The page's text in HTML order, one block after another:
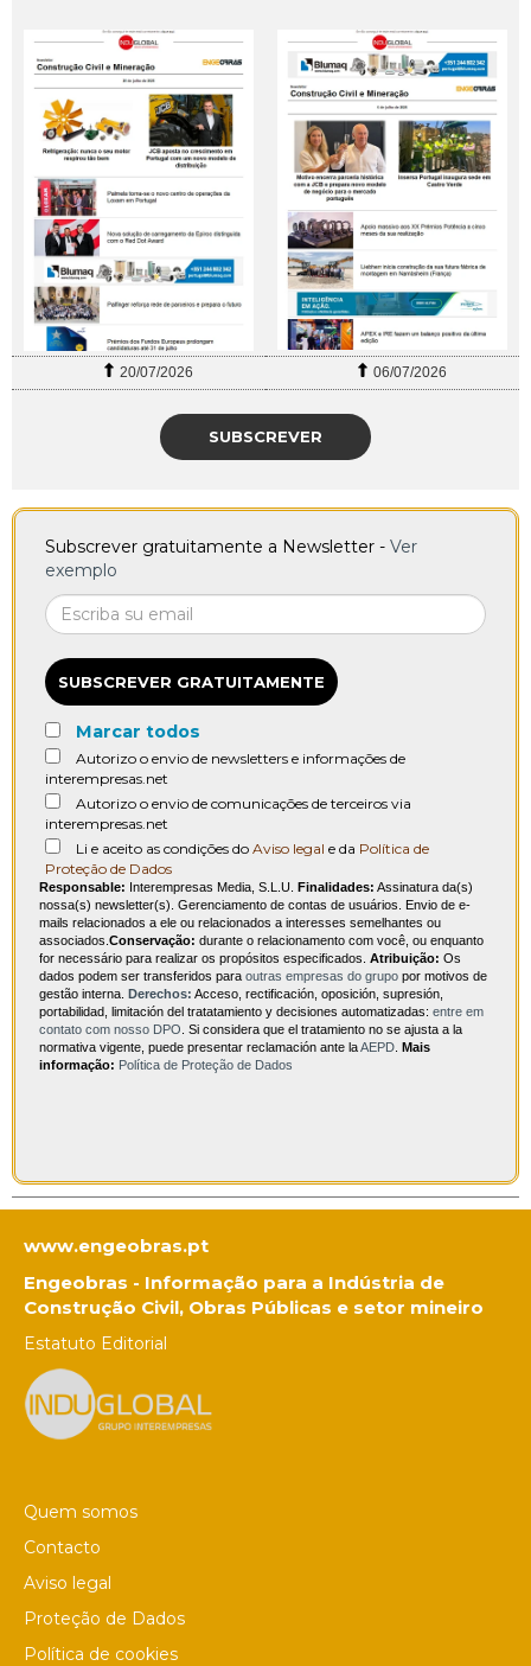
20/07/2026 06/07/2026
SUBSCREVER
Subscrever gratuitamente a Newsletter - Ver
exemplo
SUBSCREVER GRATUITAMENTE
Marcar todos
Autorizo o envio de newsletters e informações de
interempresas.net
Autorizo o envio de comunicações de terceiros via
interempresas.net
Li e aceito as condições do Aviso legal e da Política de
Proteção de Dados
Responsable: Interempresas Media, S.L.U. Finalidades: Assinatura da(s)
nossa(s) newsletter(s). Gerenciamento de contas de usuários. Envio de e-
mails relacionados a ele ou relacionados a interesses semelhantes ou
associados.Conservação: durante o relacionamento com você, ou enquanto
for necessário para realizar os propósitos especificados. Atribuição: Os
dados podem ser transferidos para outras empresas do grupo por motivos de
gestão interna. Derechos: Acceso, rectificación, oposición, supresión,
portabilidad, limitación del tratatamiento y decisiones automatizadas: entre em
contato com nosso DPO. Si considera que el tratamiento no se ajusta a la
normativa vigente, puede presentar reclamación ante laAEPD. Mais
informação: Política de Proteção de Dados
www.engeobras.pt
Engeobras - Informação para a Indústria de
Construção Civil, Obras Públicas e setor mineiro
Estatuto Editorial
Quem somos
Contacto
Aviso legal
Proteção de Dados
Política de cookies